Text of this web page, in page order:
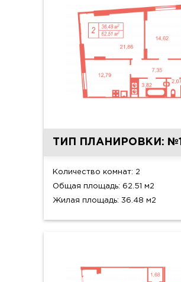
ТИП ПЛАНИРОВКИ: №1
Количество комнат: 2
Общая площадь: 62.51 м2
Жилая площадь: 36.48 м2